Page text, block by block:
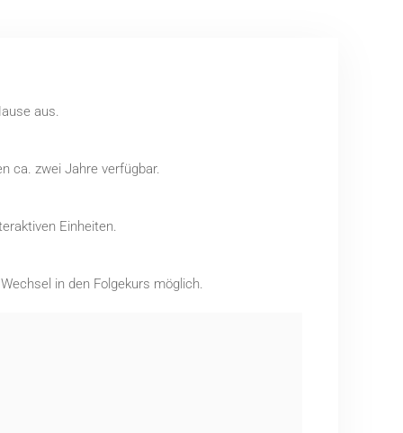
aus.
ca. zwei Jahre verfügbar.
Einheiten.
in den Folgekurs möglich.